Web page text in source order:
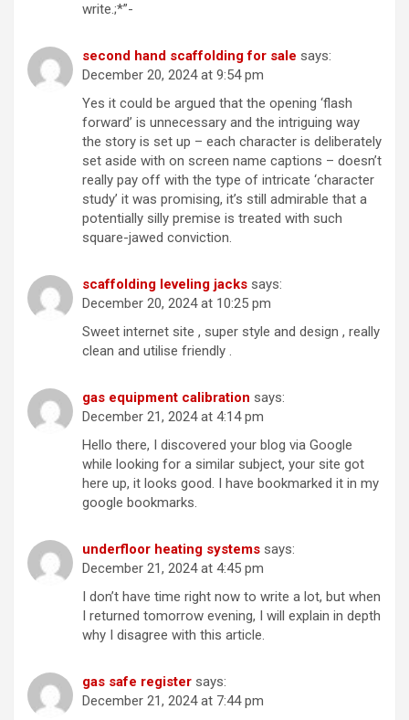
write.;*”-
second hand scaffolding for sale says:
December 20, 2024 at 9:54 pm
Yes it could be argued that the opening ‘flash
forward’ is unnecessary and the intriguing way
the story is set up – each character is deliberately
set aside with on screen name captions – doesn’t
really pay off with the type of intricate ‘character
study’ it was promising, it’s still admirable that a
potentially silly premise is treated with such
square-jawed conviction.
scaffolding leveling jacks says:
December 20, 2024 at 10:25 pm
Sweet internet site , super style and design , really
clean and utilise friendly .
gas equipment calibration says:
December 21, 2024 at 4:14 pm
Hello there, I discovered your blog via Google
while looking for a similar subject, your site got
here up, it looks good. I have bookmarked it in my
google bookmarks.
underfloor heating systems says:
December 21, 2024 at 4:45 pm
I don’t have time right now to write a lot, but when
I returned tomorrow evening, I will explain in depth
why I disagree with this article.
gas safe register says:
December 21, 2024 at 7:44 pm